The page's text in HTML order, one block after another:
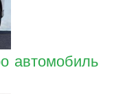
автомобиль